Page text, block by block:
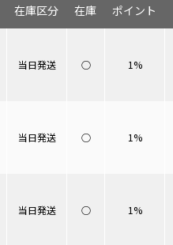
在庫区分 在庫 ポイント
当日発送 ○ 1%
当日発送 ○ 1%
当日発送 ○ 1%